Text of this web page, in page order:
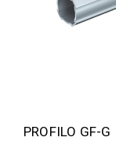
PROFILO GF-G